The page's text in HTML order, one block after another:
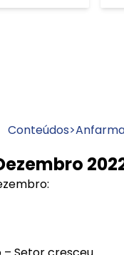
Conteúdos>